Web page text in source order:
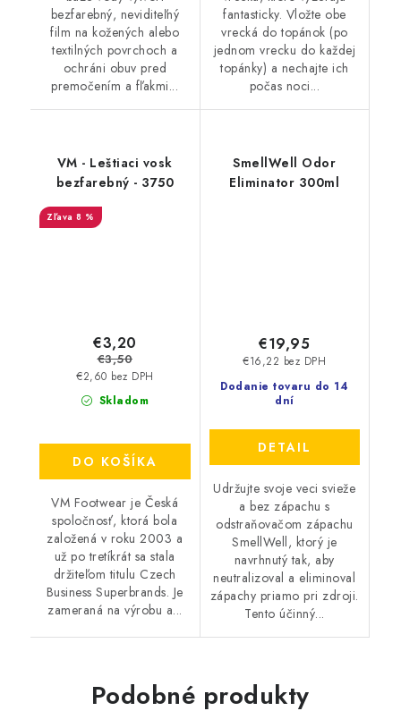
bezfarebný, neviditeľný
film na kožených alebo
textilných povrchoch a
ochráni obuv pred
premočením a fľakmi...
fantasticky. Vložte obe
vrecká do topánok (po
jednom vrecku do každej
topánky) a nechajte ich
počas noci...
VM - Leštiaci vosk
bezfarebný - 3750
8 %
Skladom
€2,60 bez DPH
€3,20
€3,50
DO KOŠÍKA
VM Footwear je Česká
spoločnosť, ktorá bola
založená v roku 2003 a
už po tretíkrát sa stala
držiteľom titulu Czech
Business Superbrands. Je
zameraná na výrobu a...
SmellWell Odor
Eliminator 300ml
Dodanie tovaru do 14
dní
€16,22 bez DPH
€19,95
DETAIL
Udržujte svoje veci svieže
a bez zápachu s
odstraňovačom zápachu
SmellWell, ktorý je
navrhnutý tak, aby
neutralizoval a eliminoval
zápachy priamo pri zdroji.
Tento účinný...
Podobné produkty